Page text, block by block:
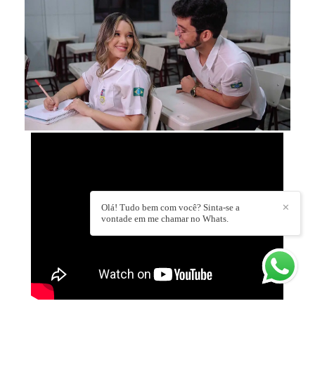
✕
Olá! Tudo bem com você? Sinta-se a
vontade em me chamar no Whats.